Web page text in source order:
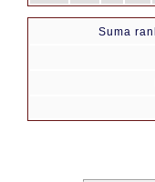
Suma